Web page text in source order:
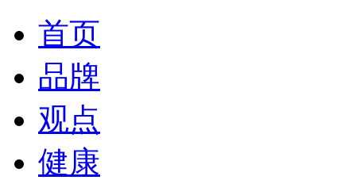
首页
品牌
观点
健康